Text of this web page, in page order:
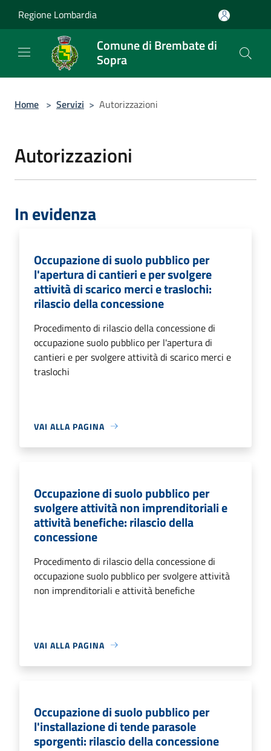
Regione Lombardia
Comune di Brembate di
Sopra
Home > Servizi > Autorizzazioni
Autorizzazioni
In evidenza
Occupazione di suolo pubblico per
l'apertura di cantieri e per svolgere
attività di scarico merci e traslochi:
rilascio della concessione
Procedimento di rilascio della concessione di
occupazione suolo pubblico per l'apertura di
cantieri e per svolgere attività di scarico merci e
traslochi
VAI ALLA PAGINA
Occupazione di suolo pubblico per
svolgere attività non imprenditoriali e
attività benefiche: rilascio della
concessione
Procedimento di rilascio della concessione di
occupazione suolo pubblico per svolgere attività
non imprenditoriali e attività benefiche
VAI ALLA PAGINA
Occupazione di suolo pubblico per
l'installazione di tende parasole
sporgenti: rilascio della concessione